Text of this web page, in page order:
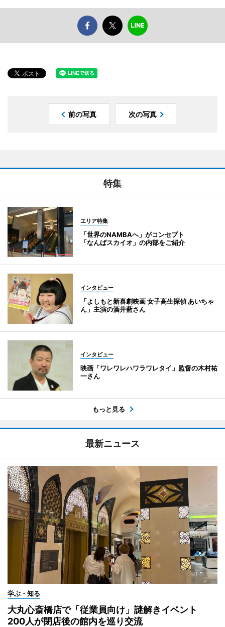
前の写真 次の写真
特集
エリア特集
「世界のNAMBAへ」がコンセプト
「なんばスカイオ」の内部をご紹介
インタビュー
「よしもと新喜劇映画 女子高生探偵 あいちゃ
ん」主演の酒井藍さん
インタビュー
映画「ワレワレハワラワレタイ」監督の木村祐
一さん
もっと見る
最新ニュース
学ぶ・知る
大丸心斎橋店で「従業員向け」謎解きイベント
200人が閉店後の館内を巡り交流